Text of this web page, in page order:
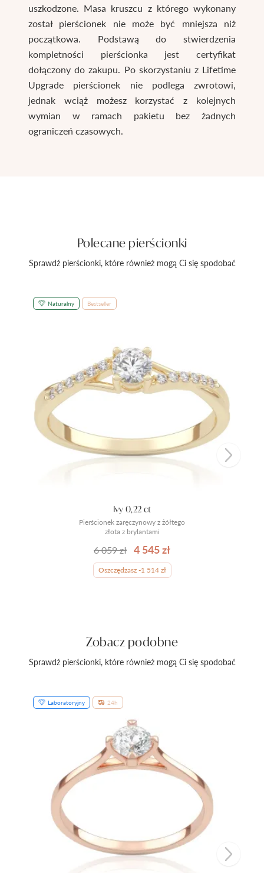
uszkodzone. Masa kruszcu z którego wykonany
został pierścionek nie może być mniejsza niż
początkowa. Podstawą do stwierdzenia
kompletności pierścionka jest certyfikat
dołączony do zakupu. Po skorzystaniu z Lifetime
Upgrade pierścionek nie podlega zwrotowi,
jednak wciąż możesz korzystać z kolejnych
wymian w ramach pakietu bez żadnych
ograniczeń czasowych.
Polecane pierścionki
Sprawdź pierścionki, które również mogą Ci się spodobać
Naturalny Bestseller
Pierścionek zaręczynowy z żółtego
złota z brylantami
Ivy 0,22 ct
6 059 zł 4 545 zł
Oszczędzasz -1 514 zł
Zobacz podobne
Sprawdź pierścionki, które również mogą Ci się spodobać
Laboratoryjny 24h